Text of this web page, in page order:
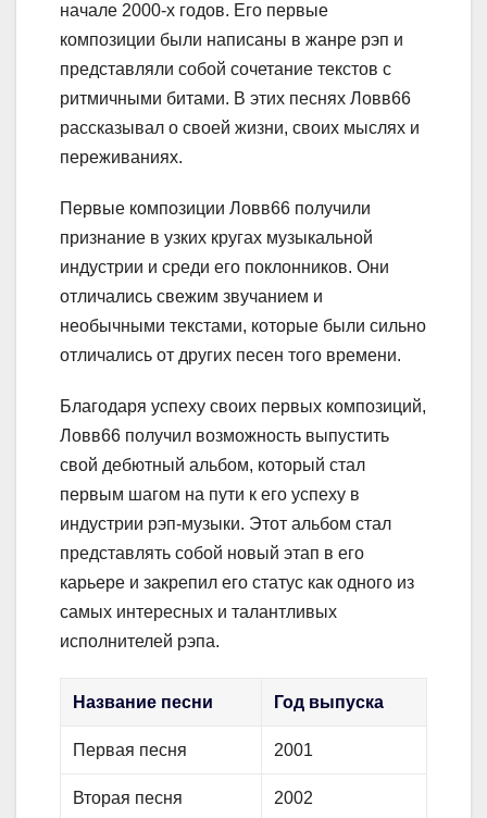
начале 2000-х годов. Его первые
композиции были написаны в жанре рэп и
представляли собой сочетание текстов с
ритмичными битами. В этих песнях Ловв66
рассказывал о своей жизни, своих мыслях и
переживаниях.
Первые композиции Ловв66 получили
признание в узких кругах музыкальной
индустрии и среди его поклонников. Они
отличались свежим звучанием и
необычными текстами, которые были сильно
отличались от других песен того времени.
Благодаря успеху своих первых композиций,
Ловв66 получил возможность выпустить
свой дебютный альбом, который стал
первым шагом на пути к его успеху в
индустрии рэп-музыки. Этот альбом стал
представлять собой новый этап в его
карьере и закрепил его статус как одного из
самых интересных и талантливых
исполнителей рэпа.
Название песни Год выпуска
Первая песня 2001
Вторая песня 2002